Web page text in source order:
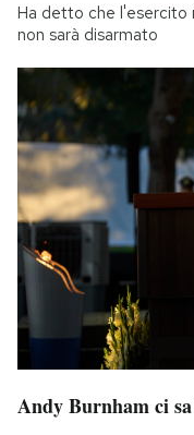
Ha detto che l'esercito
non sarà disarmato
Andy Burnham ci